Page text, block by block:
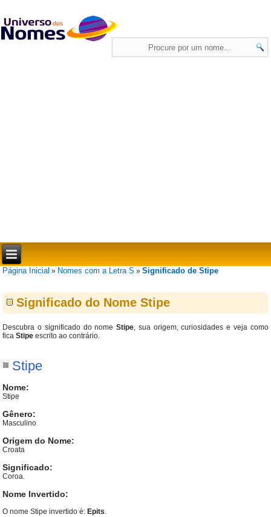
Página Inicial » Nomes com a Letra S »Significado de Stipe
Significado do Nome Stipe
Descubra o significado do nomeStipe, sua origem, curiosidades e veja como
ficaStipe escrito ao contrário.
Stipe
Nome:
Stipe
Gênero:
Masculino
Origem do Nome:
Croata
Significado:
Coroa.
Nome Invertido:
O nome Stipe invertido é: Epits.